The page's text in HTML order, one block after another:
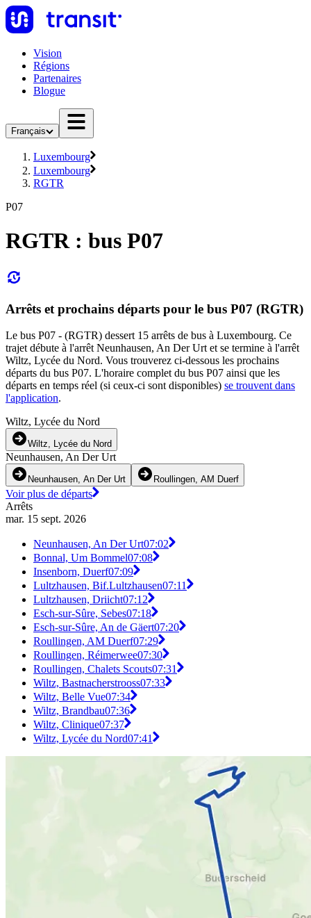
Vision
Régions
Partenaires
Blogue
Français
Luxembourg
Luxembourg
RGTR
P07
RGTR : bus P07
Arrêts et prochains départs pour le bus P07 (RGTR)
Le bus P07 - (RGTR) dessert 15 arrêts de bus à Luxembourg. Ce
trajet débute à l'arrêt Neunhausen, An Der Urt et se termine à l'arrêt
Wiltz, Lycée du Nord. Vous trouverez ci-dessous les prochains
départs du bus P07. L'horaire complet du bus P07 ainsi que les
départs en temps réel (si ceux-ci sont disponibles) se trouvent dans
l'application.
Wiltz, Lycée du Nord
Wiltz, Lycée du Nord
Neunhausen, An Der Urt
Neunhausen, An Der Urt Roullingen, AM Duerf
Voir plus de départs
Arrêts
mar. 15 sept. 2026
Neunhausen, An Der Urt07:02
Bonnal, Um Bommel07:08
Insenborn, Duerf07:09
Lultzhausen, Bif.Lultzhausen07:11
Lultzhausen, Driicht07:12
Esch-sur-Sûre, Sebes07:18
Esch-sur-Sûre, An de Gäert07:20
Roullingen, AM Duerf07:29
Roullingen, Réimerwee07:30
Roullingen, Chalets Scouts07:31
Wiltz, Bastnacherstrooss07:33
Wiltz, Belle Vue07:34
Wiltz, Brandbau07:36
Wiltz, Clinique07:37
Wiltz, Lycée du Nord07:41